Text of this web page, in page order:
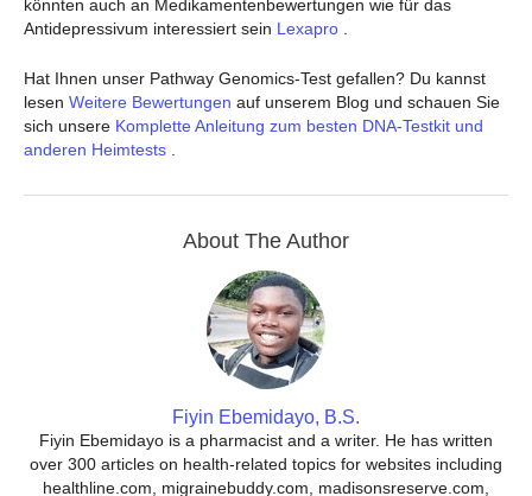
könnten auch an Medikamentenbewertungen wie für das
Antidepressivum interessiert sein Lexapro
Hat Ihnen unser Pathway Genomics-Test gefallen? Du kannst
lesen Weitere Bewertungen auf unserem Blog und schauen Sie
sich unsere Komplette Anleitung zum besten DNA-Testkit und
anderen Heimtests
About The Author
Fiyin Ebemidayo, B.S.
Fiyin Ebemidayo is a pharmacist and a writer. He has written
over 300 articles on health-related topics for websites including
healthline.com, migrainebuddy.com, madisonsreserve.com,